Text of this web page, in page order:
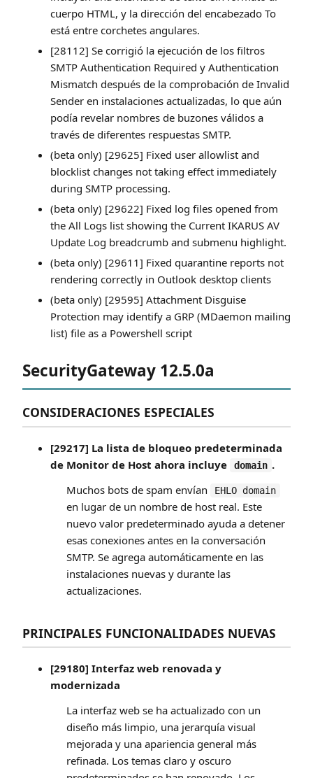
cuerpo HTML, y la dirección del encabezado To
está entre corchetes angulares.
[28112] Se corrigió la ejecución de los filtros
SMTP Authentication Required y Authentication
Mismatch después de la comprobación de Invalid
Sender en instalaciones actualizadas, lo que aún
podía revelar nombres de buzones válidos a
través de diferentes respuestas SMTP.
(beta only) [29625] Fixed user allowlist and
blocklist changes not taking effect immediately
during SMTP processing.
(beta only) [29622] Fixed log files opened from
the All Logs list showing the Current IKARUS AV
Update Log breadcrumb and submenu highlight.
(beta only) [29611] Fixed quarantine reports not
rendering correctly in Outlook desktop clients
(beta only) [29595] Attachment Disguise
Protection may identify a GRP (MDaemon mailing
list) file as a Powershell script
SecurityGateway 12.5.0a
CONSIDERACIONES ESPECIALES
[29217] La lista de bloqueo predeterminada
de Monitor de Host ahora incluye
domain .
Muchos bots de spam envían
EHLO domain
en lugar de un nombre de host real. Este
nuevo valor predeterminado ayuda a detener
esas conexiones antes en la conversación
SMTP. Se agrega automáticamente en las
instalaciones nuevas y durante las
actualizaciones.
PRINCIPALES FUNCIONALIDADES NUEVAS
[29180] Interfaz web renovada y
modernizada
La interfaz web se ha actualizado con un
diseño más limpio, una jerarquía visual
mejorada y una apariencia general más
refinada. Los temas claro y oscuro